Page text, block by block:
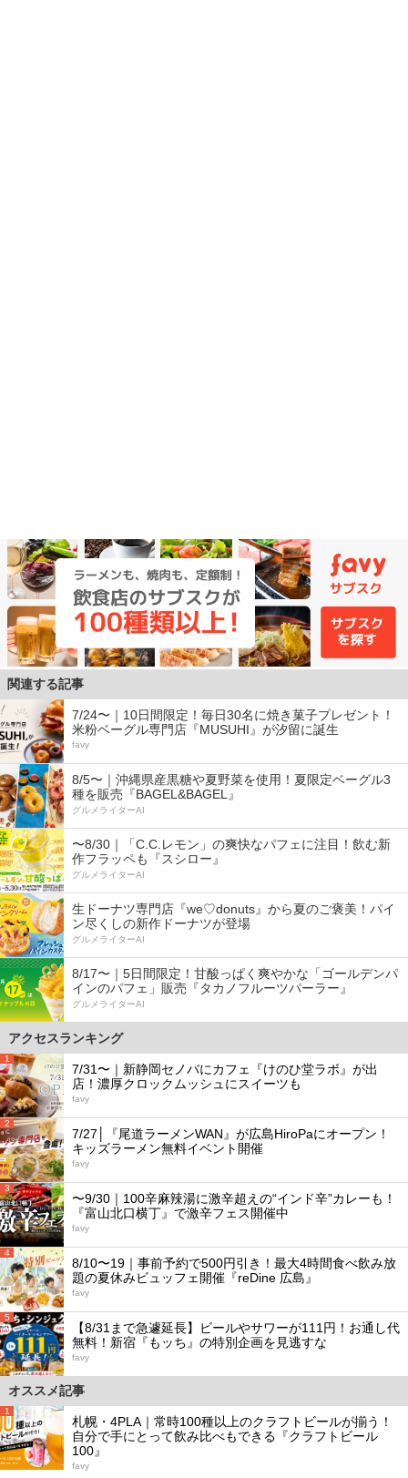
関連する記事
7/24〜｜10日間限定！毎日30名に焼き菓子プレゼント！
米粉ベーグル専門店『MUSUHI』が汐留に誕生
favy
8/5〜｜沖縄県産黒糖や夏野菜を使用！夏限定ベーグル3
種を販売『BAGEL&BAGEL』
グルメライターAI
〜8/30｜「C.C.レモン」の爽快なパフェに注目！飲む新
作フラッペも『スシロー』
グルメライターAI
生ドーナツ専門店『we♡donuts』から夏のご褒美！パイ
ン尽くしの新作ドーナツが登場
グルメライターAI
8/17〜｜5日間限定！甘酸っぱく爽やかな「ゴールデンパ
インのパフェ」販売『タカノフルーツパーラー』
グルメライターAI
アクセスランキング
1
7/31〜｜新静岡セノバにカフェ『けのひ堂ラボ』が出
店！濃厚クロックムッシュにスイーツも
favy
2
7/27│『尾道ラーメンWAN』が広島HiroPaにオープン！
キッズラーメン無料イベント開催
favy
3
〜9/30｜100辛麻辣湯に激辛超えの“インド辛”カレーも！
『富山北口横丁』で激辛フェス開催中
favy
4
8/10〜19｜事前予約で500円引き！最大4時間食べ飲み放
題の夏休みビュッフェ開催『reDine 広島』
favy
5
【8/31まで急遽延長】ビールやサワーが111円！お通し代
無料！新宿『もッち』の特別企画を見逃すな
favy
オススメ記事
1
札幌・4PLA｜常時100種以上のクラフトビールが揃う！
自分で手にとって飲み比べもできる『クラフトビール
100』
favy